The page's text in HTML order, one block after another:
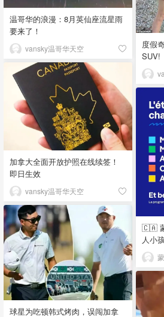
度假
SUV!
温哥华的浪漫：8月英仙座流星雨
要来了！
vansky温哥华天空
加拿大全面开放护照在线续签！
即日生效
vansky温哥华天空
🇨🇦 蒙
人小
球星为吃顿韩式烤肉，误闯加拿